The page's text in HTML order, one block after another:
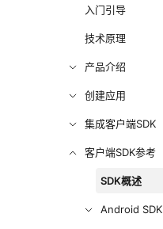
入门引导
技术原理
产品介绍
创建应用
集成客户端SDK
客户端SDK参考
SDK概述
Android SDK